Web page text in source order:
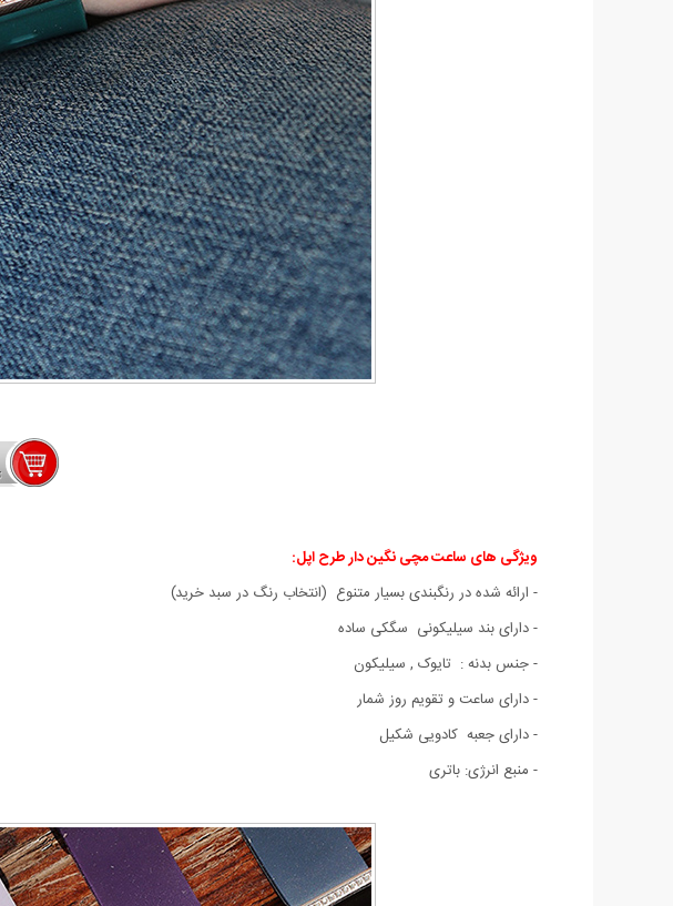
ویژگی های ساعت مچی نگین دار طرح اپل:
- ارائه شده در رنگبندی بسیار متنوع (انتخاب رنگ در سبد خرید)
- دارای بند سیلیکونی سگکی ساده
- جنس بدنه : تایوک , سیلیکون
- دارای ساعت و تقویم روز شمار
- دارای جعبه کادویی شکیل
- منبع انرژی: باتری